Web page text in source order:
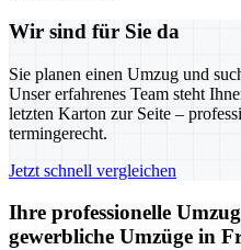
Wir sind für Sie da
Sie planen einen Umzug und
Unser erfahrenes Team steht
letzten Karton zur Seite –
termingerecht.
Jetzt schnell vergleichen
Ihre professionelle
gewerbliche Umzüge in